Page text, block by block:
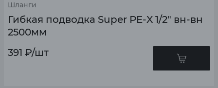
Шланги
Гибкая подводка Super PE-X 1/2" вн-вн
2500мм
391 ₽/шт